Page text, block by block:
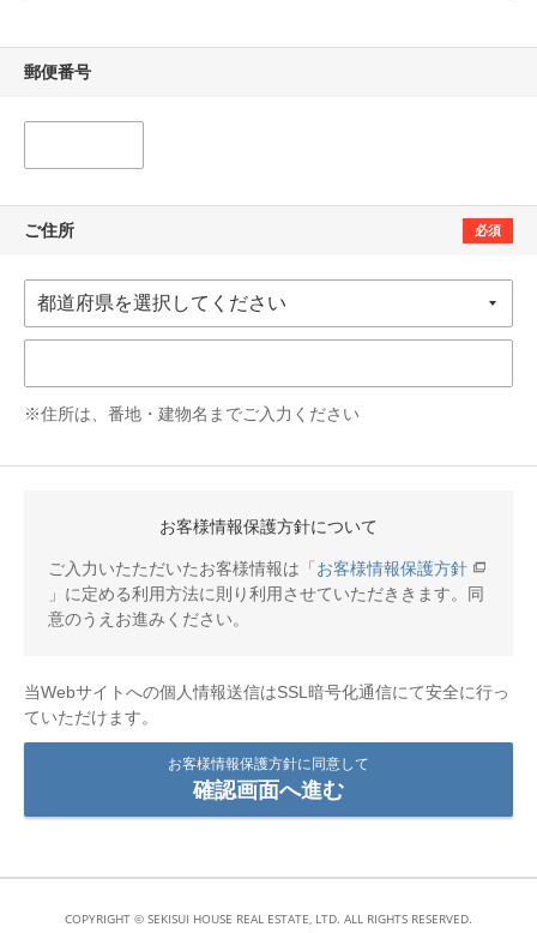
郵便番号
ご住所 必須
※住所は、番地・建物名までご入力ください
お客様情報保護方針について
ご入力いたただいたお客様情報は「 お客様情報保護方針
」に定める利用方法に則り利用させていただききます。同
意のうえお進みください。
当Webサイトへの個人情報送信はSSL暗号化通信にて安全に行っ
ていただけます。
お客様情報保護方針に同意して
確認画面へ進む
COPYRIGHT © SEKISUI HOUSE REAL ESTATE, LTD. ALL RIGHTS RESERVED.